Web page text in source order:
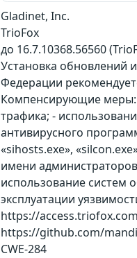
Gladinet, Inc.
TrioFox
до 16.7.10368.56560
Установка обновлений
Федерации
Компенсирующие меры:
трафика; -
антивирусного
«sihosts.exe»,
имени
использование систем
эксплуатации
https://
https://github.com/
CWE-284